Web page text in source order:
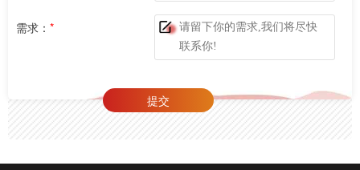
需求： *